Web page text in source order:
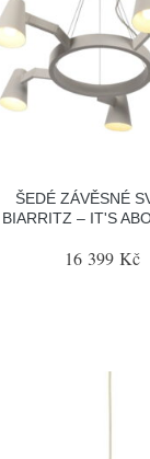
ŠEDÉ ZÁVĚSNÉ
BIARRITZ – IT'S
16 399 Kč